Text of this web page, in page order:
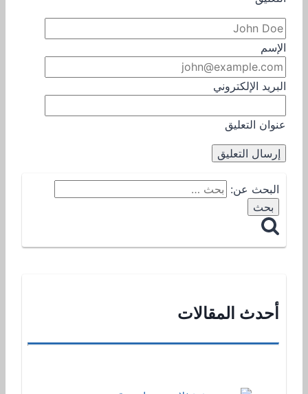
الإسم
البريد الإلكتروني
عنوان التعليق
البحث عن:
أحدث المقالات